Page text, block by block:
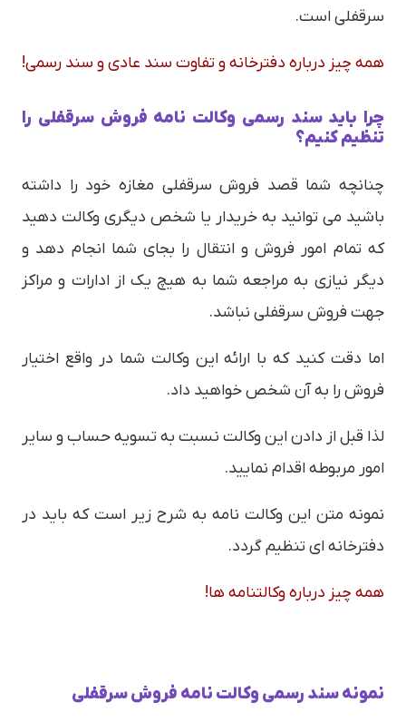
سرقفلی است.
همه چیز درباره دفترخانه و تفاوت سند عادی و سند رسمی!
چرا باید سند رسمی وکالت نامه فروش سرقفلی را
تنظیم کنیم؟
چنانچه شما قصد فروش سرقفلی مغازه خود را داشته
باشید می توانید به خریدار یا شخص دیگری وکالت دهید
که تمام امور فروش و انتقال را بجای شما انجام دهد و
دیگر نیازی به مراجعه شما به هیچ یک از ادارات و مراکز
جهت فروش سرقفلی نباشد.
اما دقت کنید که با ارائه این وکالت شما در واقع اختیار
فروش را به آن شخص خواهید داد.
لذا قبل از دادن این وکالت نسبت به تسویه حساب و سایر
امور مربوطه اقدام نمایید.
نمونه متن این وکالت نامه به شرح زیر است که باید در
دفترخانه ای تنظیم گردد.
همه چیز درباره وکالتنامه ها!
نمونه سند رسمی وکالت نامه فروش سرقفلی